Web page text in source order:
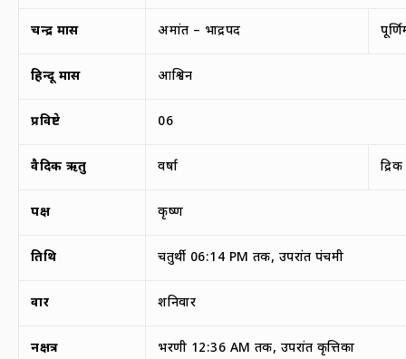
चन्द्र मास अमांत – भाद्रपद
हिन्दू मास आश्विन
प्रविष्टे 06
वैदिक ऋतु वर्षा
पक्ष कृष्ण
तिथि चतुर्थी 06:14 PM तक, उपरांत पंचमी
वार शनिवार
नक्षत्र भरणी 12:36 AM तक, उपरांत कृत्तिका